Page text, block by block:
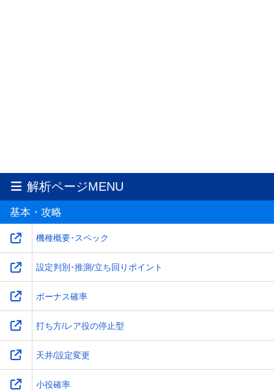
解析ページMENU
基本・攻略
機種概要･スペック
設定判別･推測/立ち回りポイント
ボーナス確率
打ち方/レア役の停止型
天井/設定変更
小役確率